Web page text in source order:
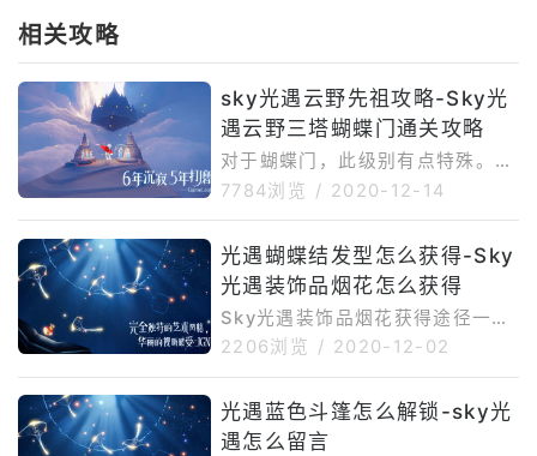
相关攻略
sky光遇云野先祖攻略-Sky光
遇云野三塔蝴蝶门通关攻略
对于蝴蝶门，此级别有点特殊。它
要求我们喝酒以组建团队，然后依
么无论我们多么强大，水平机制都
是不同的。
7784浏览 / 2020-12-14
光遇蝴蝶结发型怎么获得-Sky
光遇装饰品烟花怎么获得
Sky光遇装饰品烟花获得途径一览
这个并不是表情哟，是一种装饰，
作为后面几个的道具，更是需要6
个彩虹爱
2206浏览 / 2020-12-02
光遇蓝色斗篷怎么解锁-sky光
遇怎么留言